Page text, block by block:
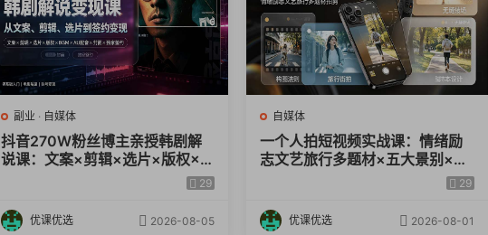
副业· 自媒体
抖音270W粉丝博主亲授韩剧解
说课：文案×剪辑×选片×版权×B
GM×AU配音×封面×独家签约，29
优课优选 2026-08-05
自媒体
一个人拍短视频实战课：情绪励
志文艺旅行多题材×五大景别×黄
金构图×八大运镜，从拍摄到成片
29
优课优选 2026-08-01